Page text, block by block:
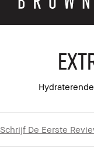
Schrijf De Eerste